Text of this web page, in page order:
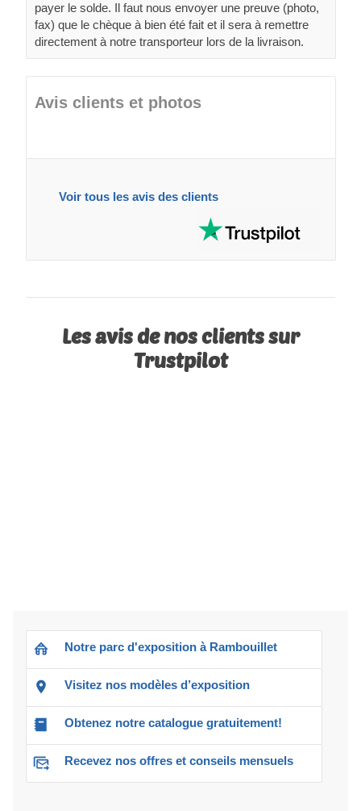
payer le solde. Il faut nous envoyer une preuve (photo,
fax) que le chèque à bien été fait et il sera à remettre
directement à notre transporteur lors de la livraison.
Avis clients et photos
Voir tous les avis des clients
Les avis de nos clients sur
Trustpilot
Notre parc d'exposition à Rambouillet
Visitez nos modèles d’exposition
Obtenez notre catalogue gratuitement!
Recevez nos offres et conseils mensuels